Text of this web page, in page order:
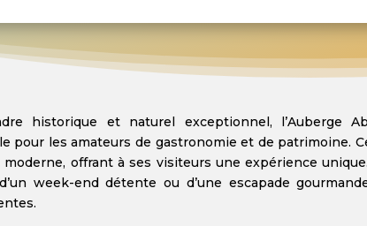
historique et naturel exceptionnel, l’Auberge
pour les amateurs de gastronomie et de patrimoine.
offrant à ses visiteurs une expérience
week-end détente ou d’une escapade